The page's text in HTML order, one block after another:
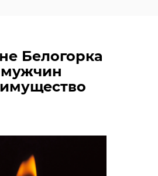
Белогорка